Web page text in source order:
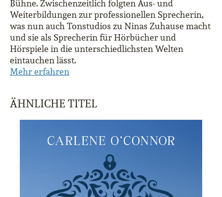
Bühne. Zwischenzeitlich folgten Aus- und
Weiterbildungen zur professionellen Sprecherin,
was nun auch Tonstudios zu Ninas Zuhause macht
und sie als Sprecherin für Hörbücher und
Hörspiele in die unterschiedlichsten Welten
eintauchen lässt.
Mehr erfahren
ÄHNLICHE TITEL